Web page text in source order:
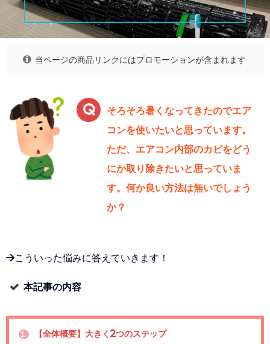
当ページの商品リンクにはプロモーションが含まれます
そろそろ暑くなってきたのでエア
コンを使いたいと思っています。
ただ、エアコン内部のカビをどう
にか取り除きたいと思っていま
す。何か良い方法は無いでしょう
か？
→こういった悩みに答えていきます！
本記事の内容
1. 【全体概要】大きく2つのステップ